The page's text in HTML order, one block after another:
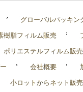
グローバルパッキン
樹脂フィルム販売
ポリエステルフィルム販売
会社概要
小ロットからネット販売